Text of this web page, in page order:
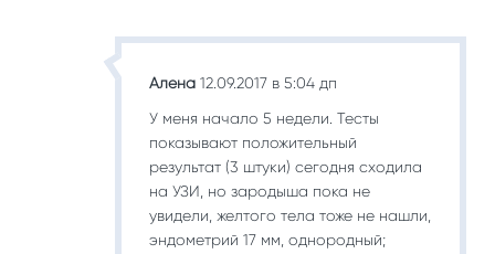
Алена 12.09.2017 в 5:04 дп
У меня начало 5 недели. Тесты
показывают положительный
результат (3 штуки) сегодня сходила
на УЗИ, но зародыша пока не
увидели, желтого тела тоже не нашли,
эндометрий 17 мм, однородный;